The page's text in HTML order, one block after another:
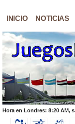
INICIO NOTICIAS
Hora en Londres: 8:20 AM,